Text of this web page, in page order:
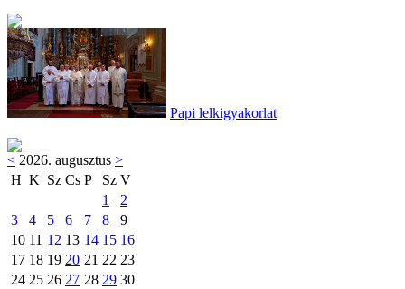
Papi lelkigyakorlat
< 2026. augusztus >
H K Sz Cs P Sz V
1
2
3
4 5 6 7 8
9
10 11 12 13 14 15 16
17 18 19 20 21 22 23
24 25 26 27 28 29 30